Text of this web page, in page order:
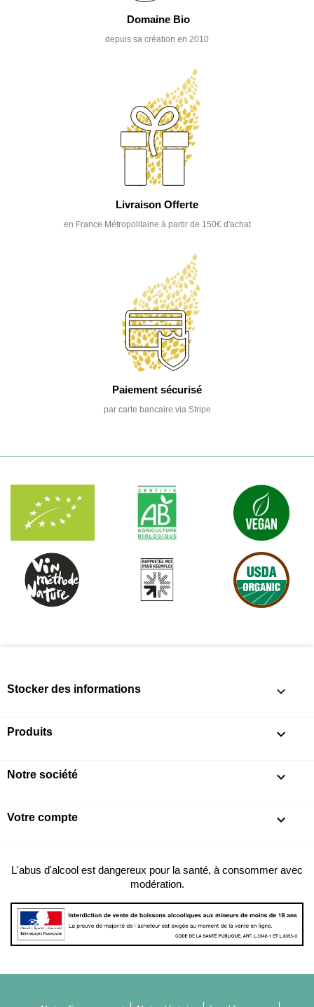
Domaine Bio
depuis sa création en 2010
Livraison Offerte
en France Métropolitaine à partir de 150€ d'achat
Paiement sécurisé
par carte bancaire via Stripe
Stocker des informations keyboard_arrow_down
Produits 
Notre société 
Votre compte 
L'abus d'alcool est dangereux pour la santé, à consommer avec
modération.